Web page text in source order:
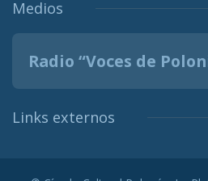
Medios
Radio “Voces de
Links externos